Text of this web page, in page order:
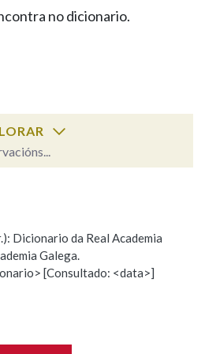
FIGURAS HOMENAXEADAS
PORTAL DAS PALABRAS
no dicionario.
Dicionario da Real Academia
Galega.
[Consultado: <data>]